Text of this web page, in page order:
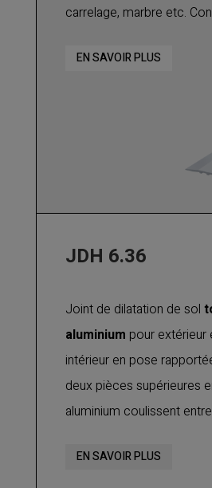
carrelage, marbre etc. Convient
avec différences de
EN SAVOIR PLUS
JDH 6.36
Joint de dilatation de sol
aluminium pour extérieur
intérieur en pose rapportée.
deux pièces supérieures
aluminium coulissent
mouvements
EN SAVOIR PLUS